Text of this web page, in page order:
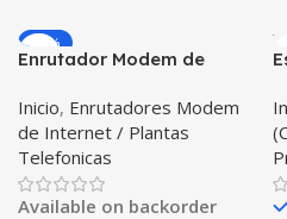
-20%
Enrutador Modem de
Libre Todo Operador 4G
LTE SIMCARD
Inicio, Enrutadores Modem
de Internet / Plantas
Telefonicas
Available on backorder